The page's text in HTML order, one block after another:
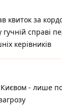
квиток за
справі
керівників
- лише